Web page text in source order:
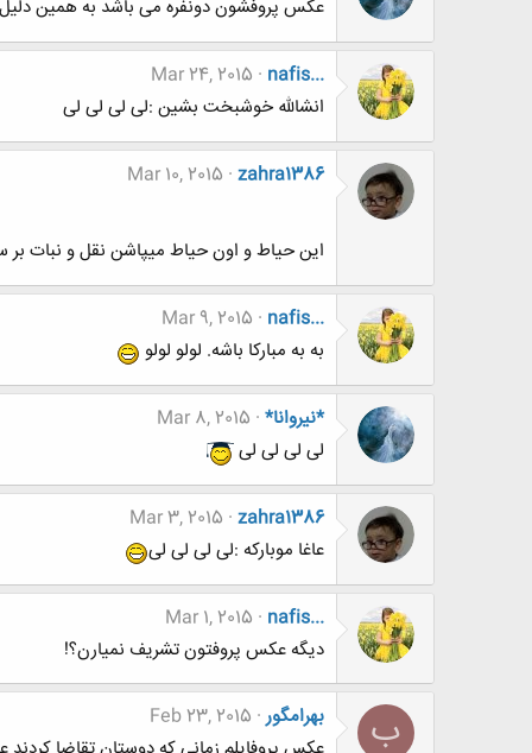
عکس پروفشون دونفره می باشد به همین
nafis...
Mar 24, 2015
انشالله خوشبخت بشین :لی لی لی لی
zahra1386
Mar 10, 2015
این حیاط و اون حیاط میپاشن نقل و نبات بر سر
nafis...
Mar 9, 2015
به به مبارکا باشه. لولو لولو
*نيروانا* Mar 8, 2015
لی لی لی لی
zahra1386
Mar 3, 2015
عاغا موبارکه :لی لی لی لی
nafis...
Mar 1, 2015
دیگه عکس پروفتون تشریف نمیارن؟!
ب بهرامگور Feb 23, 2015